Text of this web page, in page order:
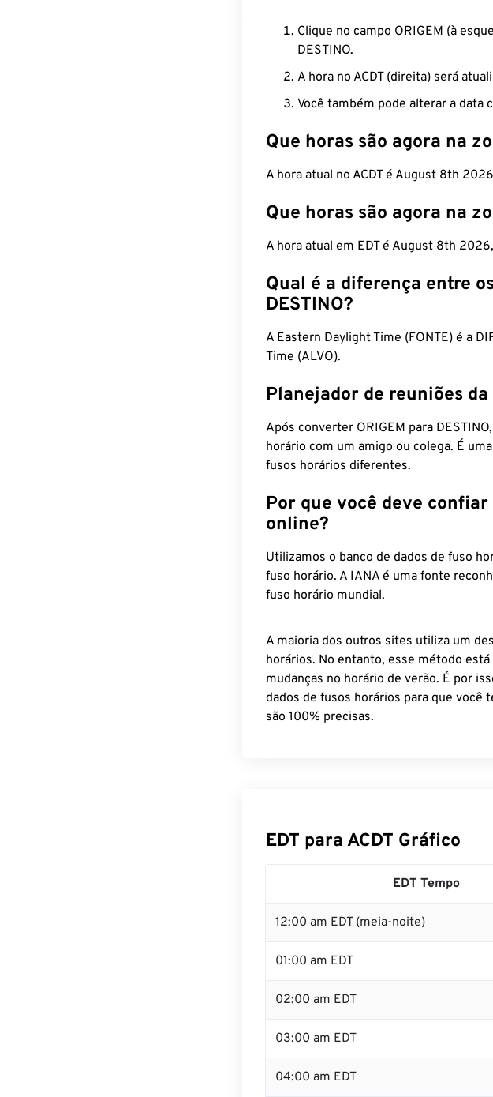
Clique no campo ORIGEM (à
DESTINO.
A hora no ACDT (direita) será
Você também pode alterar a data
Que horas são agora na
A hora atual no ACDT é August 8th
Que horas são agora na
A hora atual em EDT é August 8th
Qual é a diferença entre
DESTINO?
A Eastern Daylight Time (FONTE) é a
Time (ALVO).
Planejador de reuniões da
Após converter ORIGEM para
horário com um amigo ou colega. É
fusos horários diferentes.
Por que você deve
online?
Utilizamos o banco de dados de fuso
fuso horário. A IANA é uma fonte
fuso horário mundial.
A maioria dos outros sites utiliza um
horários. No entanto, esse método
mudanças no horário de verão. É por
dados de fusos horários para que você
são 100% precisas.
EDT para ACDT Gráfico
EDT Tempo
12:00 am EDT (meia-noite)
01:00 am EDT
02:00 am EDT
03:00 am EDT
04:00 am EDT